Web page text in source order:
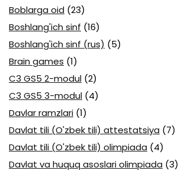
Boblarga oid (23)
Boshlang'ich sinf (16)
Boshlang'ich sinf (rus) (5)
Brain games (1)
C3 GS5 2-modul (2)
C3 GS5 3-modul (4)
Davlar ramzlari (1)
Davlat tili (O'zbek tili) attestatsiya (7)
Davlat tili (O'zbek tili) olimpiada (4)
Davlat va huquq asoslari olimpiada (3)